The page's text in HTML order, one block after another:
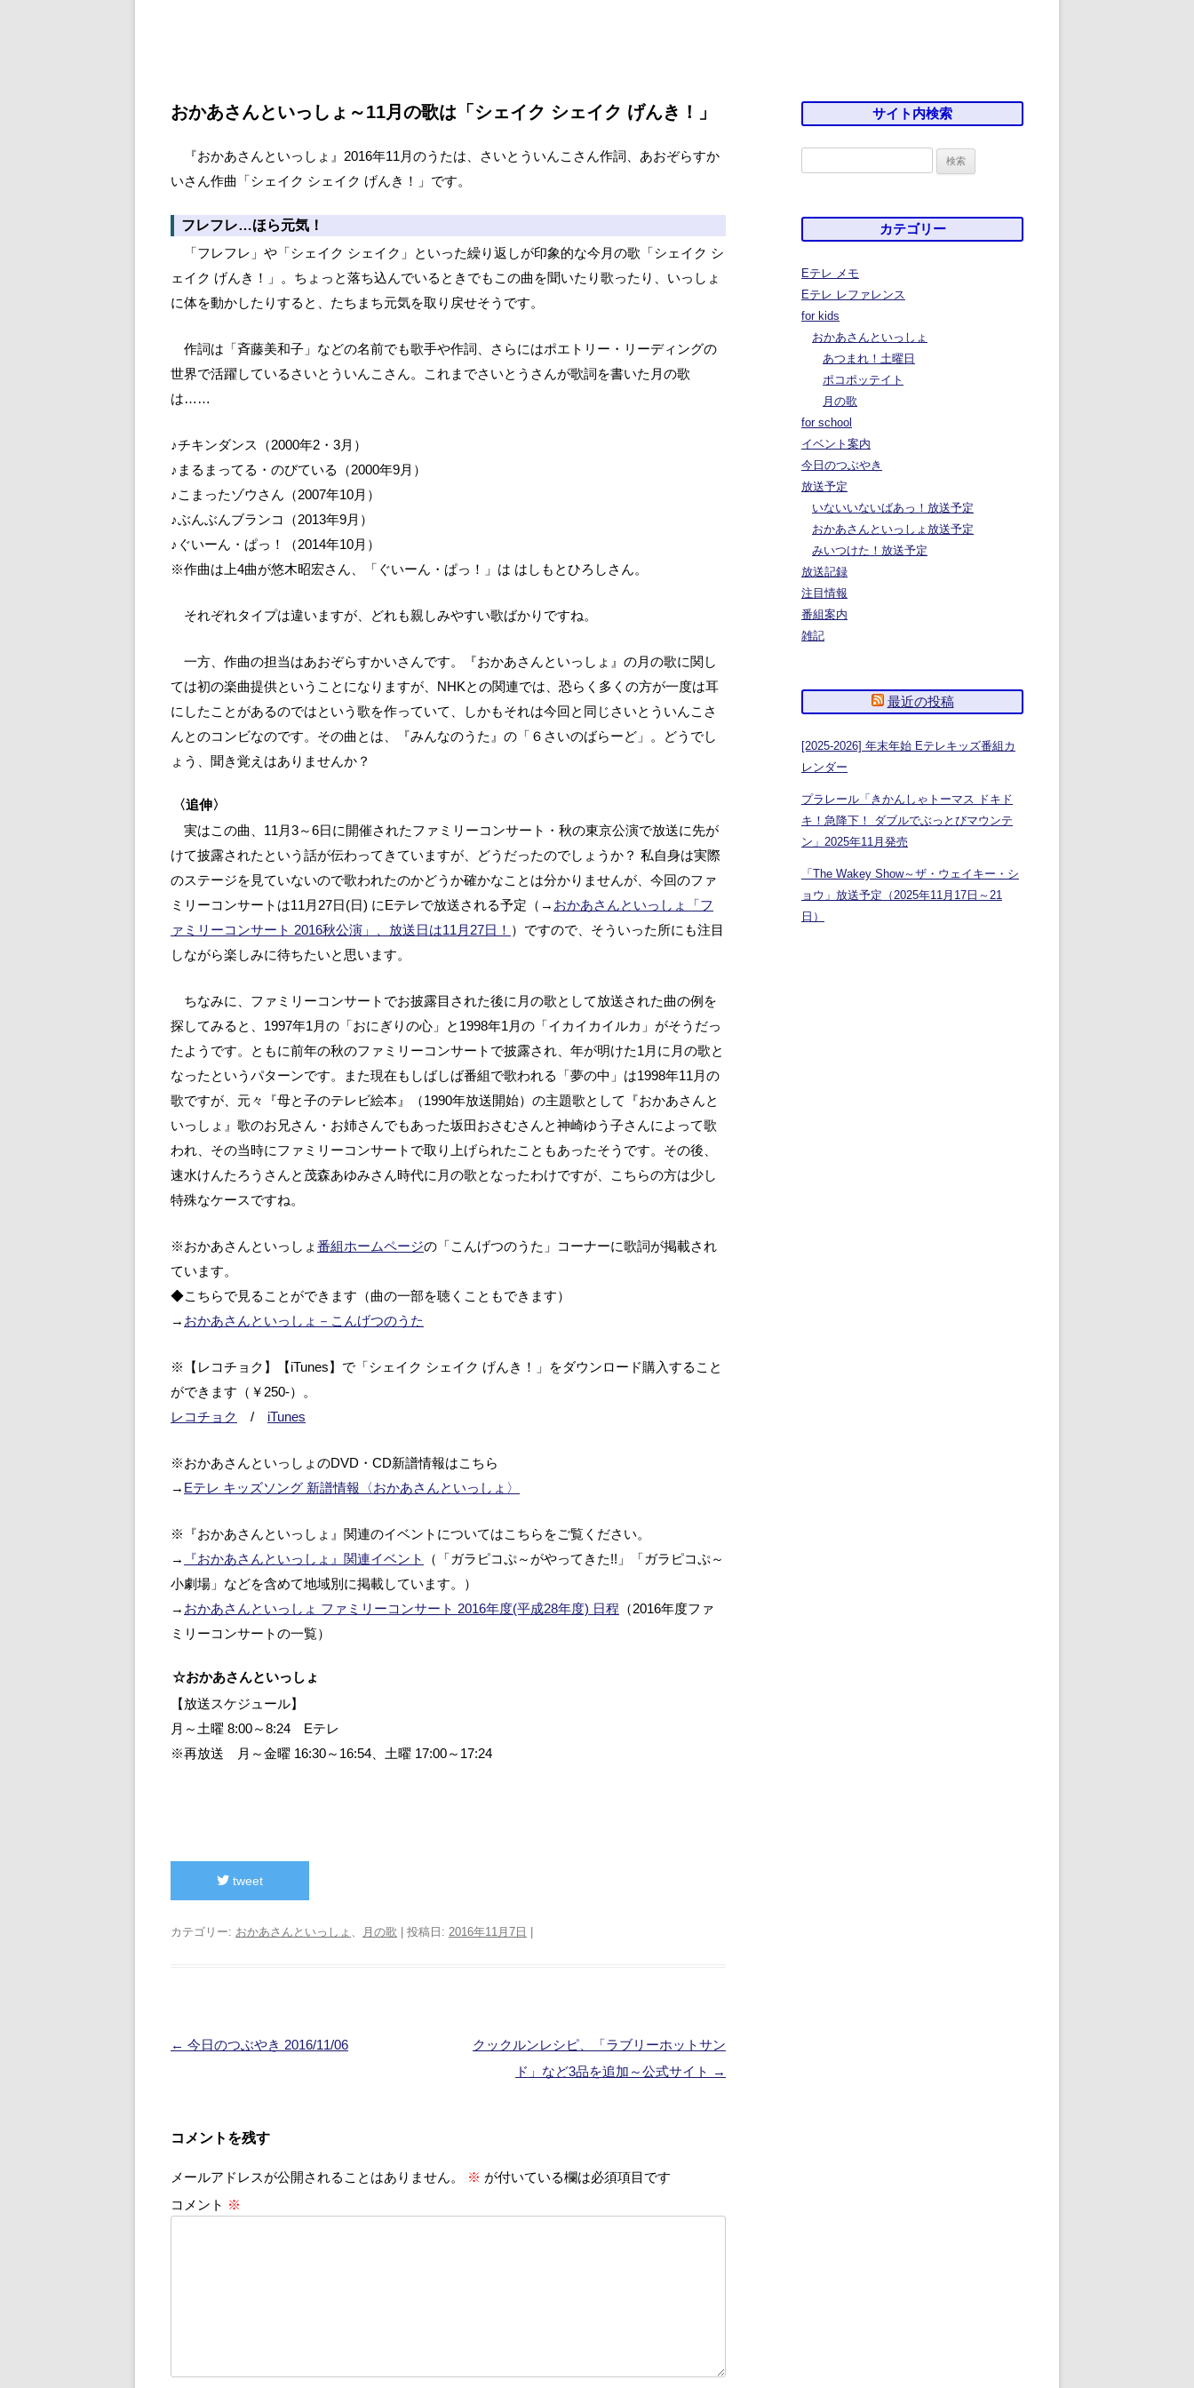
おかあさんといっしょ～11月の歌は「シェイク シェイク げんき！」
『おかあさんといっしょ』2016年11月のうたは、さいとういんこさん作詞、あおぞらすか
いさん作曲「シェイク シェイク げんき！」です。
フレフレ…ほら元気！
「フレフレ」や「シェイク シェイク」といった繰り返しが印象的な今月の歌「シェイク シ
ェイク げんき！」。ちょっと落ち込んでいるときでもこの曲を聞いたり歌ったり、いっしょ
に体を動かしたりすると、たちまち元気を取り戻せそうです。
作詞は「斉藤美和子」などの名前でも歌手や作詞、さらにはポエトリー・リーディングの
世界で活躍しているさいとういんこさん。これまでさいとうさんが歌詞を書いた月の歌
は……
♪チキンダンス（2000年2・3月）
♪まるまってる・のびている（2000年9月）
♪こまったゾウさん（2007年10月）
♪ぶんぶんブランコ（2013年9月）
♪ぐいーん・ぱっ！（2014年10月）
※作曲は上4曲が悠木昭宏さん、「ぐいーん・ぱっ！」は はしもとひろしさん。
それぞれタイプは違いますが、どれも親しみやすい歌ばかりですね。
一方、作曲の担当はあおぞらすかいさんです。『おかあさんといっしょ』の月の歌に関し
ては初の楽曲提供ということになりますが、NHKとの関連では、恐らく多くの方が一度は耳
にしたことがあるのではという歌を作っていて、しかもそれは今回と同じさいとういんこさ
んとのコンビなのです。その曲とは、『みんなのうた』の「６さいのばらーど」。どうでし
ょう、聞き覚えはありませんか？
〈追伸〉
実はこの曲、11月3～6日に開催されたファミリーコンサート・秋の東京公演で放送に先が
けて披露されたという話が伝わってきていますが、どうだったのでしょうか？ 私自身は実際
のステージを見ていないので歌われたのかどうか確かなことは分かりませんが、今回のファ
ミリーコンサートは11月27日(日) にEテレで放送される予定（→ おかあさんといっしょ「フ
ァミリーコンサート 2016秋公演」、放送日は11月27日！ ）ですので、そういった所にも注目
しながら楽しみに待ちたいと思います。
ちなみに、ファミリーコンサートでお披露目された後に月の歌として放送された曲の例を
探してみると、1997年1月の「おにぎりの心」と1998年1月の「イカイカイルカ」がそうだっ
たようです。ともに前年の秋のファミリーコンサートで披露され、年が明けた1月に月の歌と
なったというパターンです。また現在もしばしば番組で歌われる「夢の中」は1998年11月の
歌ですが、元々『母と子のテレビ絵本』（1990年放送開始）の主題歌として『おかあさんと
いっしょ』歌のお兄さん・お姉さんでもあった坂田おさむさんと神崎ゆう子さんによって歌
われ、その当時にファミリーコンサートで取り上げられたこともあったそうです。その後、
速水けんたろうさんと茂森あゆみさん時代に月の歌となったわけですが、こちらの方は少し
特殊なケースですね。
※おかあさんといっしょ 番組ホームページの「こんげつのうた」コーナーに歌詞が掲載され
ています。
◆こちらで見ることができます（曲の一部を聴くこともできます）
→ おかあさんといっしょ－こんげつのうた
※【レコチョク】【iTunes】で「シェイク シェイク げんき！」をダウンロード購入すること
ができます（￥250-）。
レコチョク
/ iTunes
※おかあさんといっしょのDVD・CD新譜情報はこちら
→ Eテレ キッズソング 新譜情報〈おかあさんといっしょ〉
※『おかあさんといっしょ』関連のイベントについてはこちらをご覧ください。
→
『おかあさんといっしょ』関連イベント
（「ガラピコぷ～がやってきた!!」「ガラピコぷ～
小劇場」などを含めて地域別に掲載しています。）
→ おかあさんといっしょ ファミリーコンサート 2016年度(平成28年度) 日程 （2016年度ファ
ミリーコンサートの一覧）
☆おかあさんといっしょ
【放送スケジュール】
月～土曜 8:00～8:24 Eテレ
※再放送 月～金曜 16:30～16:54、土曜 17:00～17:24
tweet
カテゴリー: おかあさんといっしょ 月の歌 | 投稿日: 2016年11月7日
投
ー
シ
← 今日のつぶやき 2016/11/06
クックルンレシピ、「ラブリーホットサン
ド」など3品を追加～公式サイト →
コメントを残す
メールアドレスが公開されることはありません。 ※ が付いている欄は必須項目です
コメント ※
サイト内検索
カテゴリー
Eテレ メモ
Eテレ レファレンス
for kids
おかあさんといっしょ
あつまれ！土曜日
ポコポッテイト
月の歌
for school
イベント案内
今日のつぶやき
放送予定
いないいないばあっ！放送予定
おかあさんといっしょ放送予定
みいつけた！放送予定
放送記録
注目情報
番組案内
雑記
最近の投稿
[2025-2026] 年末年始 Eテレキッズ番組カ
レンダー
プラレール「きかんしゃトーマス ドキド
キ！急降下！ ダブルでぶっとびマウンテ
ン」2025年11月発売
「The Wakey Show～ザ・ウェイキー・シ
ョウ」放送予定（2025年11月17日～21
日）